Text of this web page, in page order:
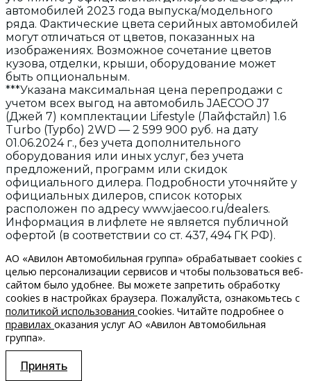
автомобилей 2023 года выпуска/модельного
ряда. Фактические цвета серийных автомобилей
могут отличаться от цветов, показанных на
изображениях. Возможное сочетание цветов
кузова, отделки, крыши, оборудование может
быть опциональным.
***Указана максимальная цена перепродажи с
учетом всех выгод на автомобиль JAECOO J7
(Джей 7) комплектации Lifestyle (Лайфстайл) 1.6
Turbo (Турбо) 2WD — 2 599 900 руб. на дату
01.06.2024 г., без учета дополнительного
оборудования или иных услуг, без учета
предложений, программ или скидок
официального дилера. Подробности уточняйте у
официальных дилеров, список которых
расположен по адресу www.jaecoo.ru/dealers.
Информация в лифлете не является публичной
офертой (в соответствии со ст. 437, 494 ГК РФ).
АО «Авилон Автомобильная группа» обрабатывает cookies с
целью персонализации сервисов и чтобы пользоваться веб-
сайтом было удобнее. Вы можете запретить обработку
сookies в настройках браузера. Пожалуйста, ознакомьтесь с
политикой использования cookies. Читайте подробнее о
правилах оказания услуг АО «Авилон Автомобильная
группа».
Принять